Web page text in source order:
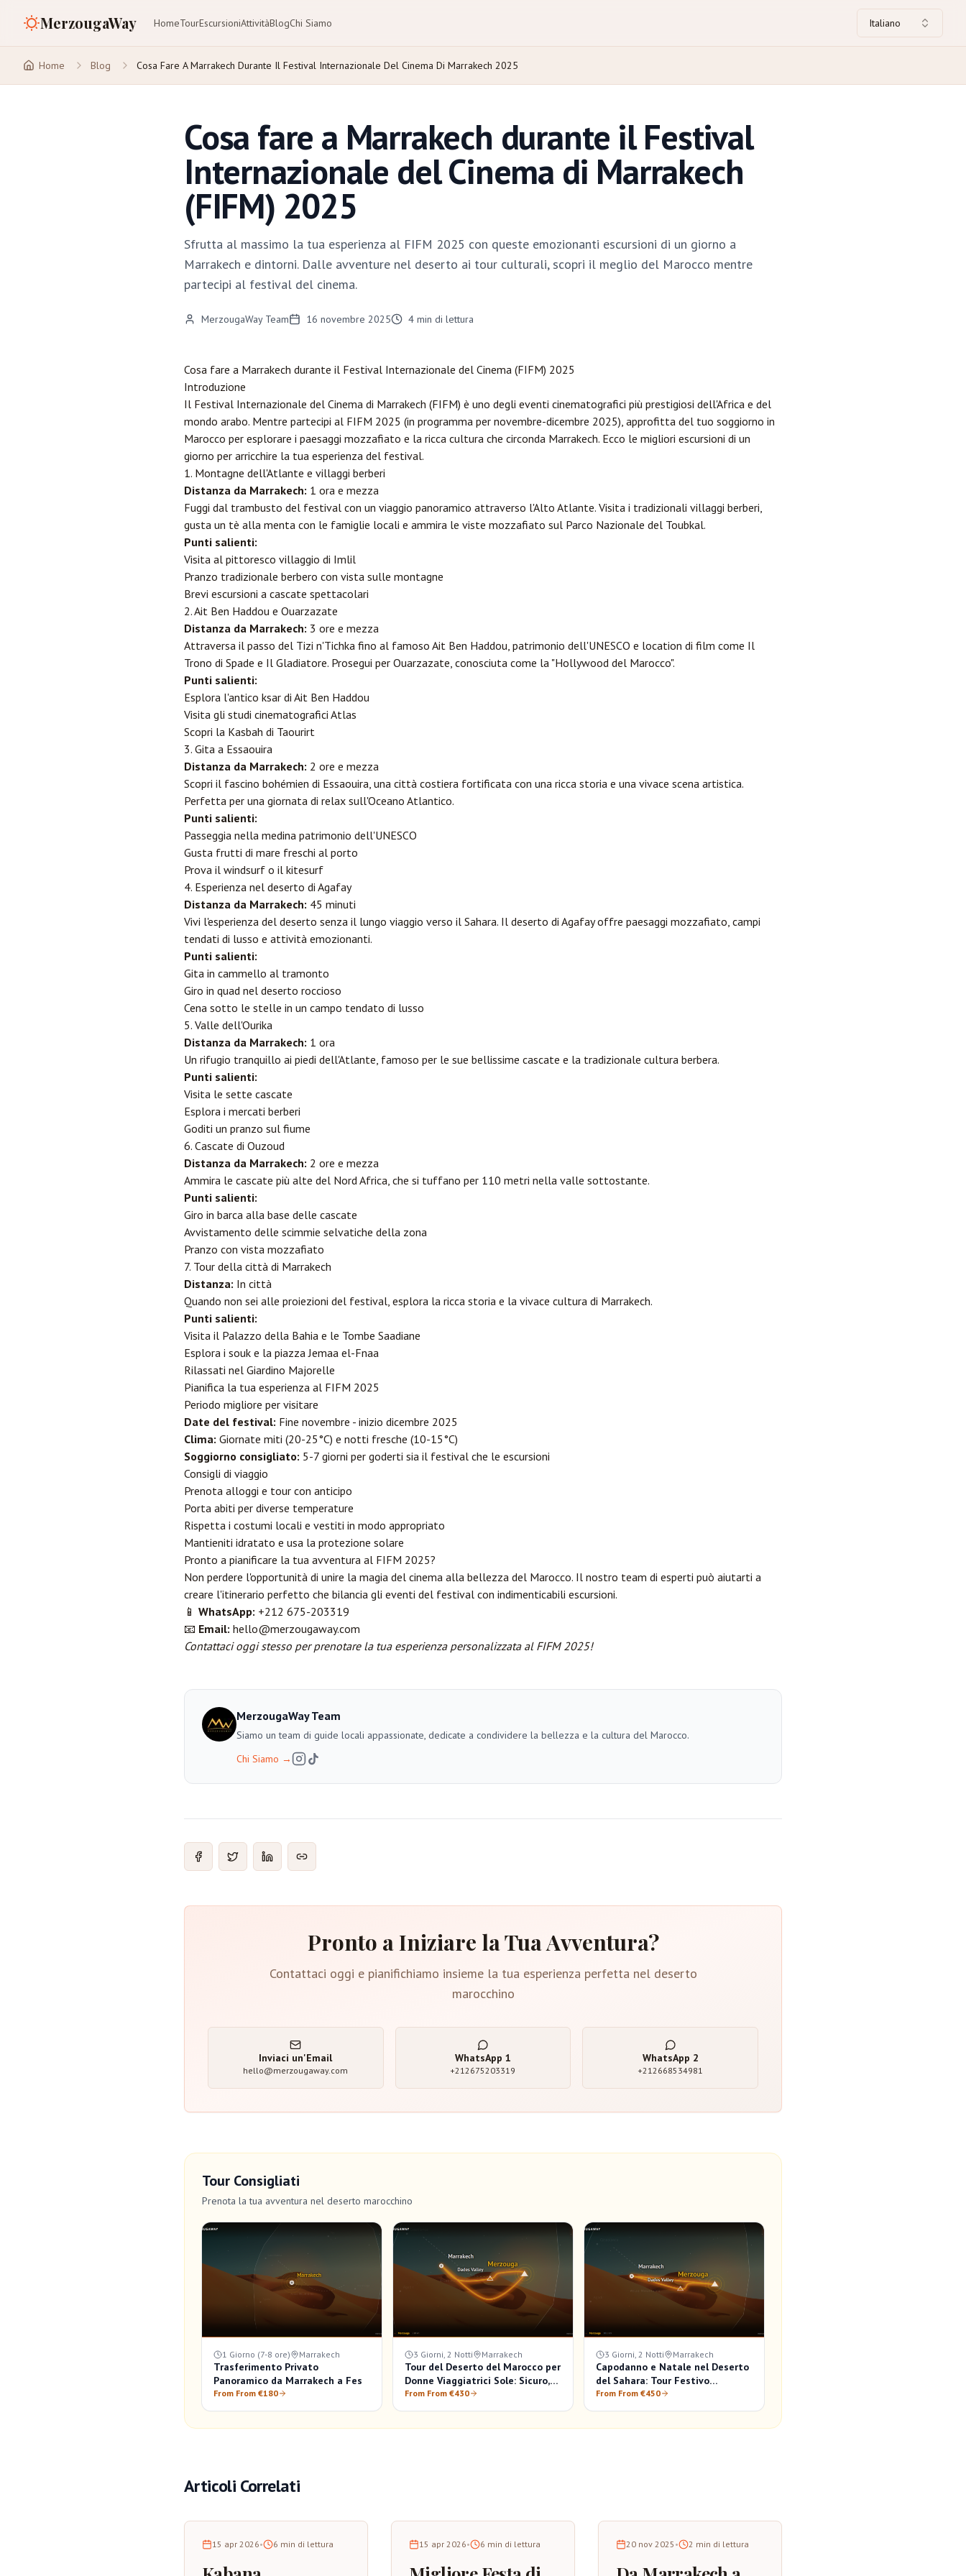
MerzougaWay HomeTourEscursioniAttivitàBlogChi Siamo Italiano
Home Blog Cosa Fare A Marrakech Durante Il Festival Internazionale Del Cinema Di Marrakech 2025
Cosa fare a Marrakech durante il Festival
Internazionale del Cinema di Marrakech
(FIFM) 2025
Sfrutta al massimo la tua esperienza al FIFM 2025 con queste emozionanti escursioni di un giorno a
Marrakech e dintorni. Dalle avventure nel deserto ai tour culturali, scopri il meglio del Marocco mentre
partecipi al festival del cinema.
MerzougaWay Team 16 novembre 2025 4 min di lettura
Cosa fare a Marrakech durante il Festival Internazionale del Cinema (FIFM) 2025
Introduzione
Il Festival Internazionale del Cinema di Marrakech (FIFM) è uno degli eventi cinematografici più prestigiosi dell'Africa e del
mondo arabo. Mentre partecipi al FIFM 2025 (in programma per novembre-dicembre 2025), approfitta del tuo soggiorno in
Marocco per esplorare i paesaggi mozzafiato e la ricca cultura che circonda Marrakech. Ecco le migliori escursioni di un
giorno per arricchire la tua esperienza del festival.
1. Montagne dell'Atlante e villaggi berberi
Distanza da Marrakech: 1 ora e mezza
Fuggi dal trambusto del festival con un viaggio panoramico attraverso l'Alto Atlante. Visita i tradizionali villaggi berberi,
gusta un tè alla menta con le famiglie locali e ammira le viste mozzafiato sul Parco Nazionale del Toubkal.
Punti salienti:
Visita al pittoresco villaggio di Imlil
Pranzo tradizionale berbero con vista sulle montagne
Brevi escursioni a cascate spettacolari
2. Ait Ben Haddou e Ouarzazate
Distanza da Marrakech: 3 ore e mezza
Attraversa il passo del Tizi n'Tichka fino al famoso Ait Ben Haddou, patrimonio dell'UNESCO e location di film come Il
Trono di Spade e Il Gladiatore. Prosegui per Ouarzazate, conosciuta come la "Hollywood del Marocco".
Punti salienti:
Esplora l'antico ksar di Ait Ben Haddou
Visita gli studi cinematografici Atlas
Scopri la Kasbah di Taourirt
3. Gita a Essaouira
Distanza da Marrakech: 2 ore e mezza
Scopri il fascino bohémien di Essaouira, una città costiera fortificata con una ricca storia e una vivace scena artistica.
Perfetta per una giornata di relax sull'Oceano Atlantico.
Punti salienti:
Passeggia nella medina patrimonio dell'UNESCO
Gusta frutti di mare freschi al porto
Prova il windsurf o il kitesurf
4. Esperienza nel deserto di Agafay
Distanza da Marrakech: 45 minuti
Vivi l'esperienza del deserto senza il lungo viaggio verso il Sahara. Il deserto di Agafay offre paesaggi mozzafiato, campi
tendati di lusso e attività emozionanti.
Punti salienti:
Gita in cammello al tramonto
Giro in quad nel deserto roccioso
Cena sotto le stelle in un campo tendato di lusso
5. Valle dell'Ourika
Distanza da Marrakech: 1 ora
Un rifugio tranquillo ai piedi dell'Atlante, famoso per le sue bellissime cascate e la tradizionale cultura berbera.
Punti salienti:
Visita le sette cascate
Esplora i mercati berberi
Goditi un pranzo sul fiume
6. Cascate di Ouzoud
Distanza da Marrakech: 2 ore e mezza
Ammira le cascate più alte del Nord Africa, che si tuffano per 110 metri nella valle sottostante.
Punti salienti:
Giro in barca alla base delle cascate
Avvistamento delle scimmie selvatiche della zona
Pranzo con vista mozzafiato
7. Tour della città di Marrakech
Distanza: In città
Quando non sei alle proiezioni del festival, esplora la ricca storia e la vivace cultura di Marrakech.
Punti salienti:
Visita il Palazzo della Bahia e le Tombe Saadiane
Esplora i souk e la piazza Jemaa el-Fnaa
Rilassati nel Giardino Majorelle
Pianifica la tua esperienza al FIFM 2025
Periodo migliore per visitare
Date del festival: Fine novembre - inizio dicembre 2025
Clima: Giornate miti (20-25°C) e notti fresche (10-15°C)
Soggiorno consigliato: 5-7 giorni per goderti sia il festival che le escursioni
Consigli di viaggio
Prenota alloggi e tour con anticipo
Porta abiti per diverse temperature
Rispetta i costumi locali e vestiti in modo appropriato
Mantieniti idratato e usa la protezione solare
Pronto a pianificare la tua avventura al FIFM 2025?
Non perdere l'opportunità di unire la magia del cinema alla bellezza del Marocco. Il nostro team di esperti può aiutarti a
creare l'itinerario perfetto che bilancia gli eventi del festival con indimenticabili escursioni.
📱 WhatsApp: +212 675-203319
📧 Email: hello@merzougaway.com
Contattaci oggi stesso per prenotare la tua esperienza personalizzata al FIFM 2025!
MerzougaWay Team
Siamo un team di guide locali appassionate, dedicate a condividere la bellezza e la cultura del Marocco.
Chi Siamo →
Pronto a Iniziare la Tua Avventura?
Contattaci oggi e pianifichiamo insieme la tua esperienza perfetta nel deserto
marocchino
Inviaci un'Email
hello@merzougaway.com
WhatsApp 1
+212675203319
WhatsApp 2
+212668534981
Tour Consigliati
Prenota la tua avventura nel deserto marocchino
1 Giorno (7-8 ore) Marrakech
Trasferimento Privato
Panoramico da Marrakech a Fes
From From €180
3 Giorni, 2 Notti Marrakech
Tour del Deserto del Marocco per
Donne Viaggiatrici Sole: Sicuro,
Privato e Consapevole
From From €430
3 Giorni, 2 Notti Marrakech
Capodanno e Natale nel Deserto
del Sahara: Tour Festivo
Merzouga 2026/2027
From From €450
Articoli Correlati
15 apr 2026• 6 min di lettura 15 apr 2026• 6 min di lettura 20 nov 2025 • 2 min di lettura